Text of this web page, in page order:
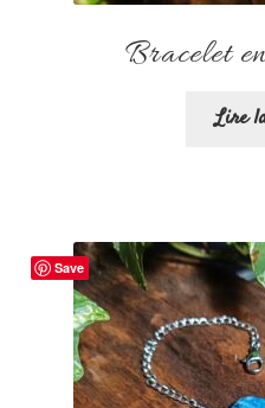
Bracelet
Lire
Save